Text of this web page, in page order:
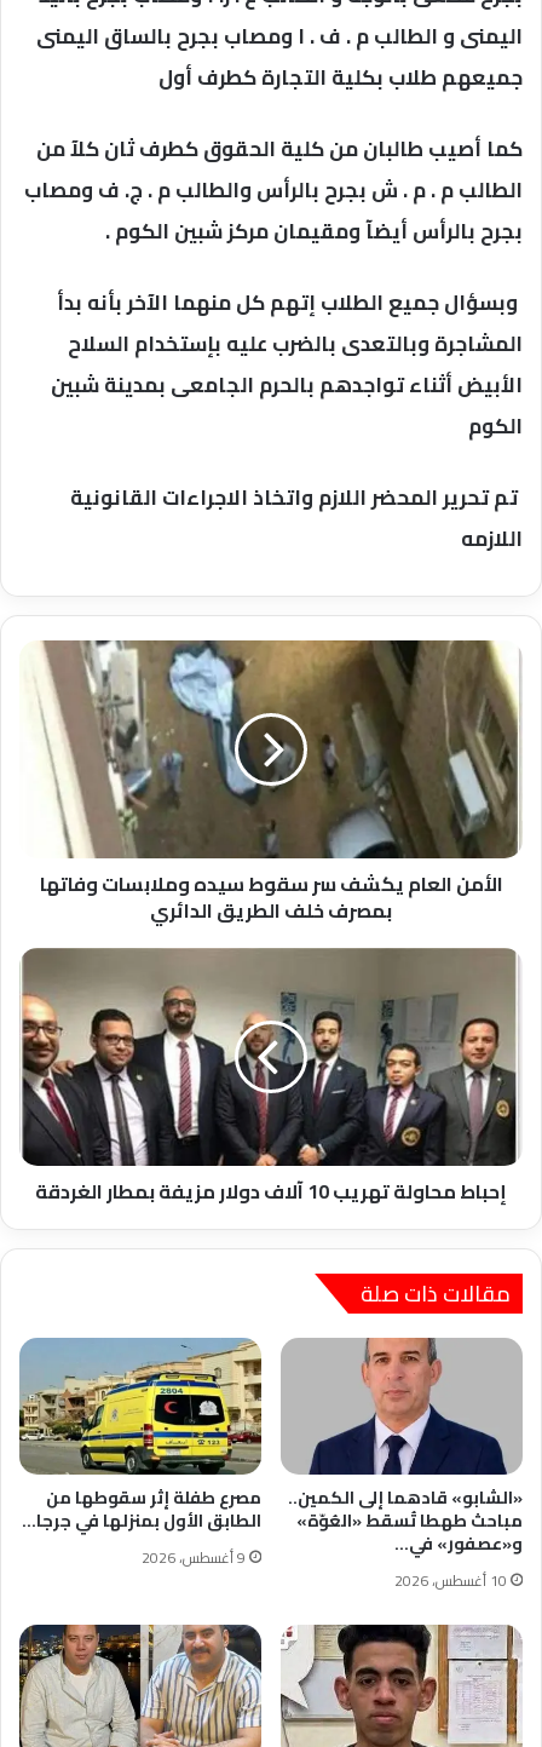
اليمنى و الطالب م . ف . ا ومصاب بجرح بالساق اليمنى
جميعهم طلاب بكلية التجارة كطرف أول
كما أصيب طالبان من كلية الحقوق كطرف ثان كلآ من
الطالب م . م . ش بجرح بالرأس والطالب م . ج. ف ومصاب
بجرح بالرأس أيضآ ومقيمان مركز شبين الكوم .
وبسؤال جميع الطلاب إتهم كل منهما الآخر بأنه بدأ
المشاجرة وبالتعدى بالضرب عليه بإستخدام السلاح
الأبيض أثناء تواجدهم بالحرم الجامعى بمدينة شبين
الكوم
تم تحرير المحضر اللازم واتخاذ الاجراءات القانونية
اللازمه
الأمن
العام
يكشف
سر
سقوط
سيده
وملابسات
وفاتها
بمصرف
خلفالأمن العام يكشف سر سقوط سيده وملابسات وفاتها
بمصرف خلف الطريق الدائري
إحباط
آلاف
دولار
مزيفة
بمطار
الغردقة
إحباط محاولة تهريب 10 آلاف دولار مزيفة بمطار الغردقة
مقالات ذات صلة
«الشابو» قادهما إلى الكمين..
مباحث طهطا تُسقط «العُوّة»
و«عصفور» في…
10 أغسطس، 2026
مصرع طفلة إثر سقوطها من
الطابق الأول بمنزلها في جرجا…
9 أغسطس، 2026